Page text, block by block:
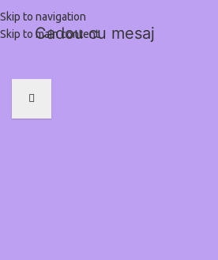
Skip to navigation
Skip to main content
Cadou cu mesaj